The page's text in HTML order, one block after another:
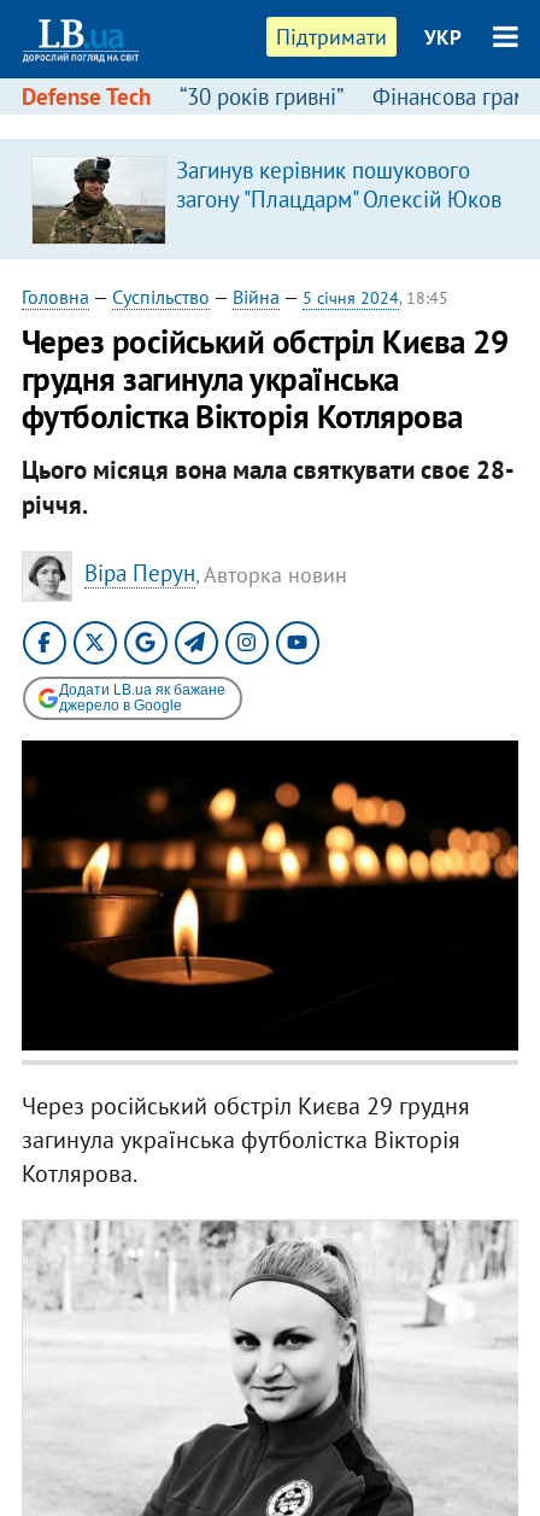
Підтримати УКР
Defense Tech “30 років гривні” Фінансова
Загинув керівник пошукового
загону "Плацдарм" Олексій Юков
Головна — Суспільство — Війна — 5 січня 2024, 18:45
Через російський обстріл Києва 29
грудня загинула українська
футболістка Вікторія Котлярова
Цього місяця вона мала святкувати своє 28-
річчя.
Віра Перун, Авторка новин
Додати LB.ua як бажане
джерело в Google
Через російський обстріл Києва 29 грудня
загинула українська футболістка Вікторія
Котлярова.